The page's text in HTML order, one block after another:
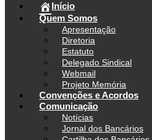
Início
Quem Somos
Apresentação
Diretoria
Estatuto
Delegado Sindical
Webmail
Projeto Memória
Convenções e Acordos
Comunicação
Notícias
Jornal dos Bancários